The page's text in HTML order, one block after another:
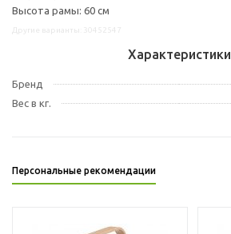
Высота рамы: 60 см
Характеристики
Бренд
Вес в кг.
Персональные рекомендации